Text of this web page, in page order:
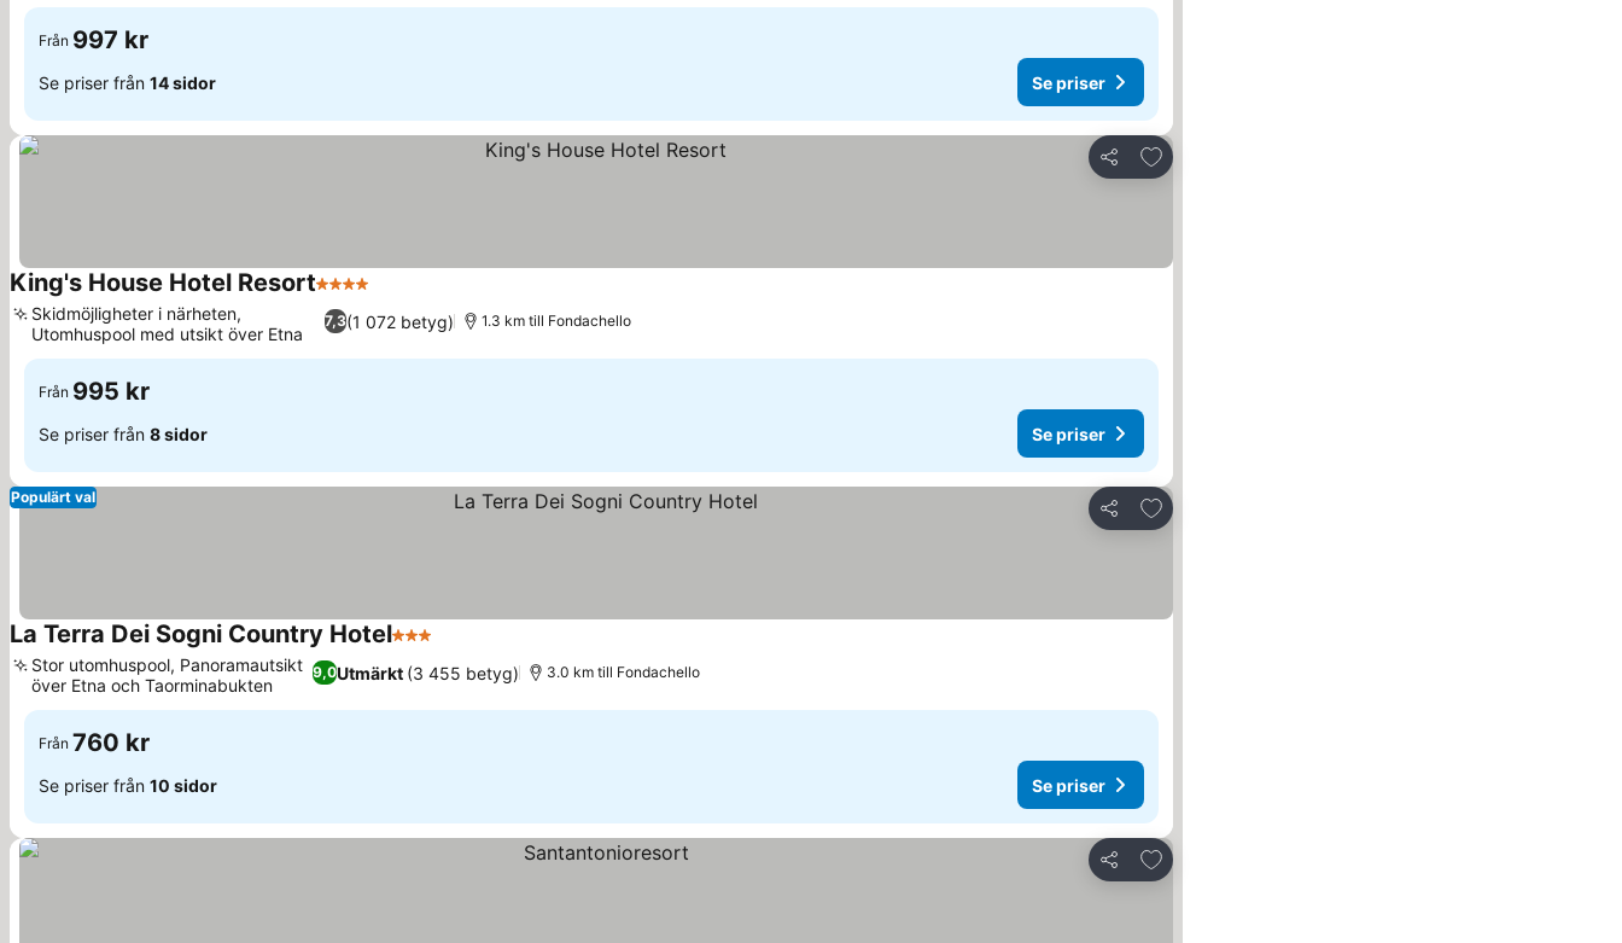
Från 997 kr
Se priser från 14 sidor Se priser
Dela
Lägg till i Mina Favoriter
King's House Hotel Resort4 Stjärnor
7,3(1 072 betyg)
Skidmöjligheter i närheten,
Utomhuspool med utsikt över Etna
1.3 km till Fondachello
Från 995 kr
Se priser från 8 sidor Se priser
Dela
Lägg till i Mina Favoriter
Populärt val
La Terra Dei Sogni Country Hotel3 Stjärnor
9,0Utmärkt (3 455 betyg)
Stor utomhuspool, Panoramautsikt
över Etna och Taorminabukten
3.0 km till Fondachello
Från 760 kr
Se priser från 10 sidor Se priser
Dela
Lägg till i Mina Favoriter